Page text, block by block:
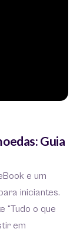
Guia
e um
iniciantes.
“Tudo o que
em